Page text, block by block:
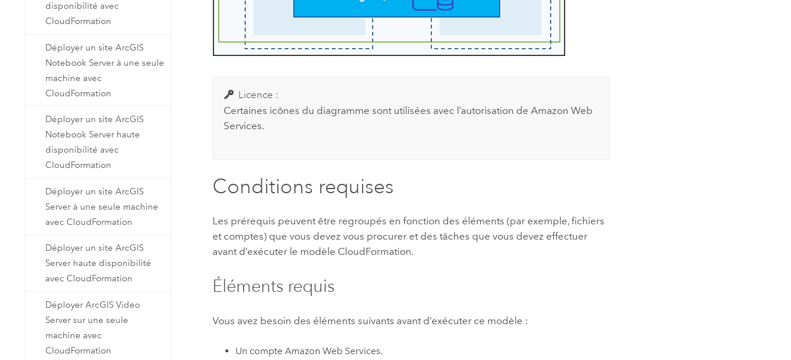
disponibilité avec
CloudFormation
Déployer un site ArcGIS
Notebook Server à une seule
machine avec
CloudFormation
Déployer un site ArcGIS
Notebook Server haute
disponibilité avec
CloudFormation
Déployer un site ArcGIS
Server à une seule machine
avec CloudFormation
Déployer un site ArcGIS
Server haute disponibilité
avec CloudFormation
Déployer ArcGIS Video
Server sur une seule
machine avec
CloudFormation
Licence :
Certaines icônes du diagramme sont utilisées avec l’autorisation de Amazon Web
Services.
Conditions requises
Les prérequis peuvent être regroupés en fonction des éléments (par exemple, fichiers
et comptes) que vous devez vous procurer et des tâches que vous devez effectuer
avant d’exécuter le modèle CloudFormation.
Éléments requis
Vous avez besoin des éléments suivants avant d’exécuter ce modèle :
Un compte Amazon Web Services.